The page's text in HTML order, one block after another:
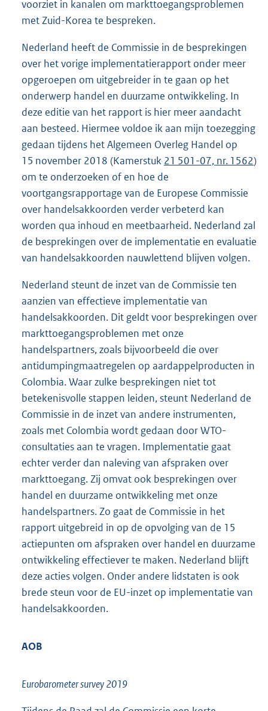
voorziet in kanalen om markttoegangsproblemen
met Zuid-Korea te bespreken.
Nederland heeft de Commissie in de besprekingen
over het vorige implementatierapport onder meer
opgeroepen om uitgebreider in te gaan op het
onderwerp handel en duurzame ontwikkeling. In
deze editie van het rapport is hier meer aandacht
aan besteed. Hiermee voldoe ik aan mijn toezegging
gedaan tijdens het Algemeen Overleg Handel op
15 november 2018 (Kamerstuk 21 501-07, nr. 1562)
om te onderzoeken of en hoe de
voortgangsrapportage van de Europese Commissie
over handelsakkoorden verder verbeterd kan
worden qua inhoud en meetbaarheid. Nederland zal
de besprekingen over de implementatie en evaluatie
van handelsakkoorden nauwlettend blijven volgen.
Nederland steunt de inzet van de Commissie ten
aanzien van effectieve implementatie van
handelsakkoorden. Dit geldt voor besprekingen over
markttoegangsproblemen met onze
handelspartners, zoals bijvoorbeeld die over
antidumpingmaatregelen op aardappelproducten in
Colombia. Waar zulke besprekingen niet tot
betekenisvolle stappen leiden, steunt Nederland de
Commissie in de inzet van andere instrumenten,
zoals met Colombia wordt gedaan door WTO-
consultaties aan te vragen. Implementatie gaat
echter verder dan naleving van afspraken over
markttoegang. Zij omvat ook besprekingen over
handel en duurzame ontwikkeling met onze
handelspartners. Zo gaat de Commissie in het
rapport uitgebreid in op de opvolging van de 15
actiepunten om afspraken over handel en duurzame
ontwikkeling effectiever te maken. Nederland blijft
deze acties volgen. Onder andere lidstaten is ook
brede steun voor de EU-inzet op implementatie van
handelsakkoorden.
AOB
Eurobarometer survey 2019